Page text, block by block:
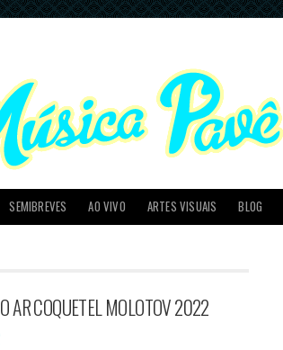
SEMIBREVES AO VIVO ARTES VISUAIS BLOG
AR COQUETEL MOLOTOV 2022